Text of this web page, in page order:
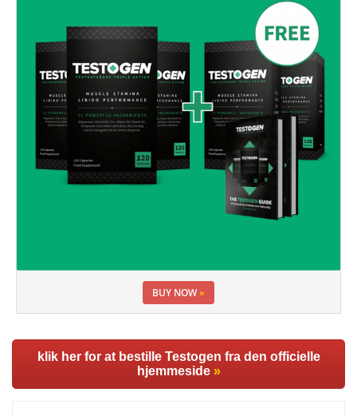
BUY NOW»
klik her for at bestille Testogen fra den officielle
hjemmeside »